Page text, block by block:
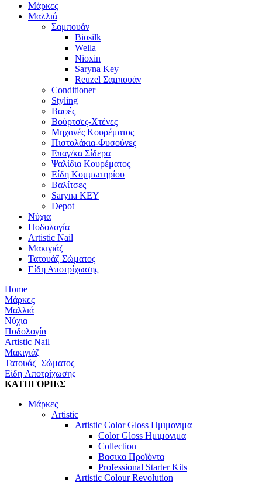
Μάρκες
Μαλλιά
Σαμπουάν
Biosilk
Wella
Nioxin
Saryna Key
Reuzel Σαμπουάν
Conditioner
Styling
Βαφές
Βούρτσες-Χτένες
Μηχανές Κουρέματος
Πιστολάκια-Φυσούνες
Επαγ/κα Σίδερα
Ψαλίδια Κουρέματος
Είδη Κομμωτηρίου
Βαλίτσες
Saryna KEY
Depot
Νύχια
Ποδολογία
Artistic Nail
Μακιγιάζ
Τατουάζ Σώματος
Είδη Αποτρίχωσης
Home
Μάρκες
Μαλλιά
Νύχια
Ποδολογία
Artistic Nail
Μακιγιάζ
Τατουάζ Σώματος
Είδη Αποτρίχωσης
ΚΑΤΗΓΟΡΙΕΣ
Μάρκες
Artistic
Artistic Color Gloss Ημιμονιμα
Color Gloss Ημιμονιμα
Collection
Βασικα Προϊόντα
Professional Starter Kits
Artistic Colour Revolution